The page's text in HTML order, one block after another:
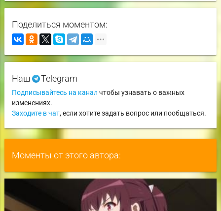
Поделиться моментом:
Наш Telegram
Подписывайтесь на канал чтобы узнавать о важных
изменениях.
Заходите в чат, если хотите задать вопрос или пообщаться.
Моменты от этого автора: